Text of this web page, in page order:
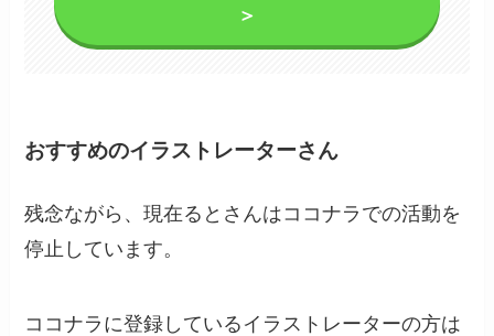
＞
おすすめのイラストレーターさん
残念ながら、現在るとさんはココナラでの活動を
停止しています。
ココナラに登録しているイラストレーターの方は